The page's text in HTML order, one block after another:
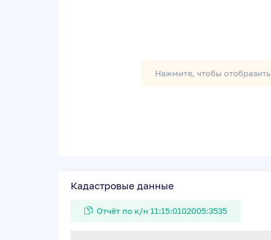
Нажмите, чтобы отобразить
Кадастровые данные
Отчёт по к/н 11:15:0102005:3535